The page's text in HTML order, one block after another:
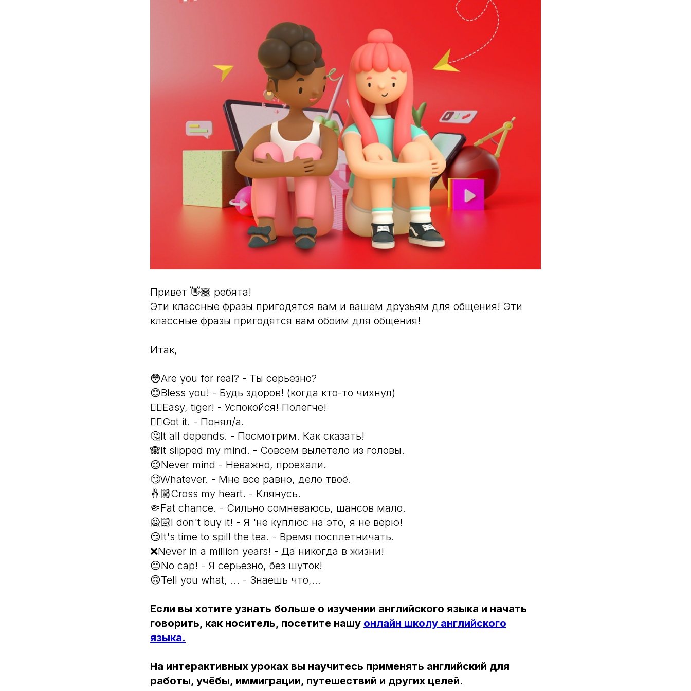
Привет 👋🏽 ребята!
Эти классные фразы пригодятся вам и вашем друзьям для общения! Эти
классные фразы пригодятся вам обоим для общения!
Итак,
😳Are you for real? - Ты серьезно?
😊Bless you! - Будь здоров! (когда кто-то чихнул)
🖐🏼Easy, tiger! - Успокойся! Полегче!
👌🏽Got it. - Понял/а.
🤔It all depends. - Посмотрим. Как сказать!
🙈It slipped my mind. - Совсем вылетело из головы.
😉Never mind - Неважно, проехали.
🙄Whatever. - Мне все равно, дело твоё.
🤞🏼Cross my heart. - Клянусь.
🤏Fat chance. - Сильно сомневаюсь, шансов мало.
🙅🏻I don't buy it! - Я 'нё куплюс на это, я не верю!
😏It's time to spill the tea. - Время посплетничать.
❌Never in a million years! - Да никогда в жизни!
😐No cap! - Я серьезно, без шуток!
🙃Tell you what, ... - Знаешь что,…
Если вы хотите узнать больше о изучении английского языка и начать
говорить, как носитель, посетите нашу онлайн школу английского
языка.
На интерактивных уроках вы научитесь применять английский для
работы, учёбы, иммиграции, путешествий и других целей.